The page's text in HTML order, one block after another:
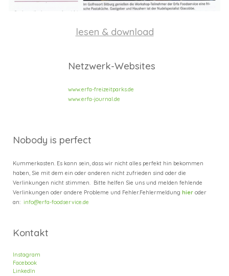
lesen & download
Netzwerk-Websites
www.erfa-freizeitparks.de
www.erfa-journal.de
Nobody is perfect
Kummerkasten. Es kann sein, dass wir nicht alles perfekt hin bekommen
haben, Sie mit dem ein oder anderen nicht zufrieden sind oder die
Verlinkungen nicht stimmen. Bitte helfen Sie uns und melden fehlende
Verlinkungen oder andere Probleme und Fehler.Fehlermeldunghier oder
an:info@erfa-foodservice.de
Kontakt
Instagram
Facebook
LinkedIn